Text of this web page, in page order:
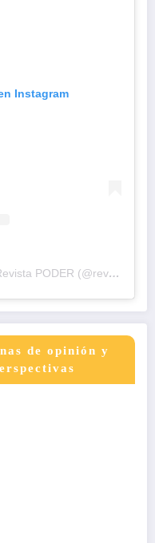
Instagram
Una publicación compartida por Revista PODER (@revistapodercol)
de opinión y